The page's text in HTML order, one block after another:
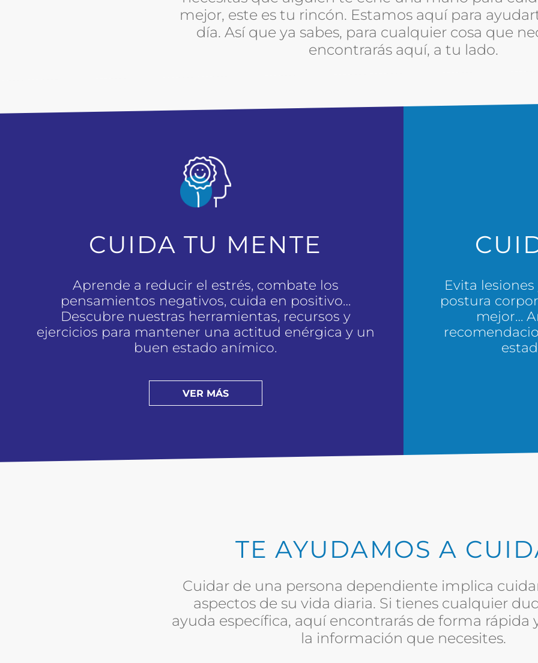
mejor, este es tu rincón. Estamos aquí para
día. Así que ya sabes, para cualquier cosa que
encontrarás aquí, a tu lado.
CUIDA TU MENTE
Aprende a reducir el estrés, combate los
pensamientos negativos, cuida en positivo…
Descubre nuestras herramientas, recursos y
ejercicios para mantener una actitud enérgica y un
buen estado anímico.
VER MÁS
Evita
postura
mejor…
TE AYUDAMOS A
Cuidar de una persona dependiente implica
aspectos de su vida diaria. Si tienes cualquier
ayuda específica, aquí encontrarás de forma rápida
la información que necesites.